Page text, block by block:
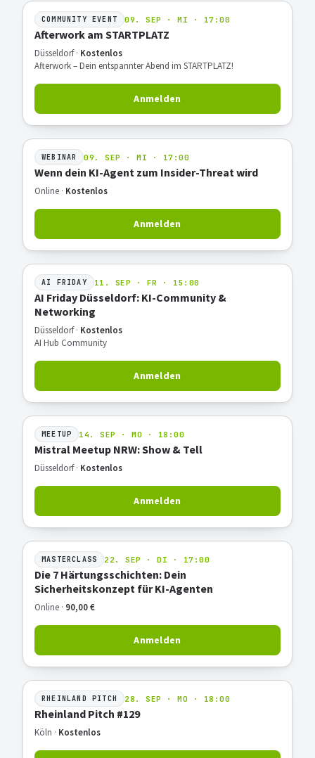
COMMUNITY EVENT 09. SEP · MI · 17:00
Afterwork am STARTPLATZ
Düsseldorf · Kostenlos
Afterwork – Dein entspannter Abend im STARTPLATZ!
Anmelden
WEBINAR 09. SEP · MI · 17:00
Wenn dein KI-Agent zum Insider-Threat wird
Online · Kostenlos
Anmelden
AI FRIDAY 11. SEP · FR · 15:00
AI Friday Düsseldorf: KI-Community &
Networking
Düsseldorf · Kostenlos
AI Hub Community
Anmelden
MEETUP 14. SEP · MO · 18:00
Mistral Meetup NRW: Show & Tell
Düsseldorf · Kostenlos
Anmelden
MASTERCLASS 22. SEP · DI · 17:00
Die 7 Härtungsschichten: Dein
Sicherheitskonzept für KI-Agenten
Online · 90,00 €
Anmelden
RHEINLAND PITCH 28. SEP · MO · 18:00
Rheinland Pitch #129
Köln · Kostenlos